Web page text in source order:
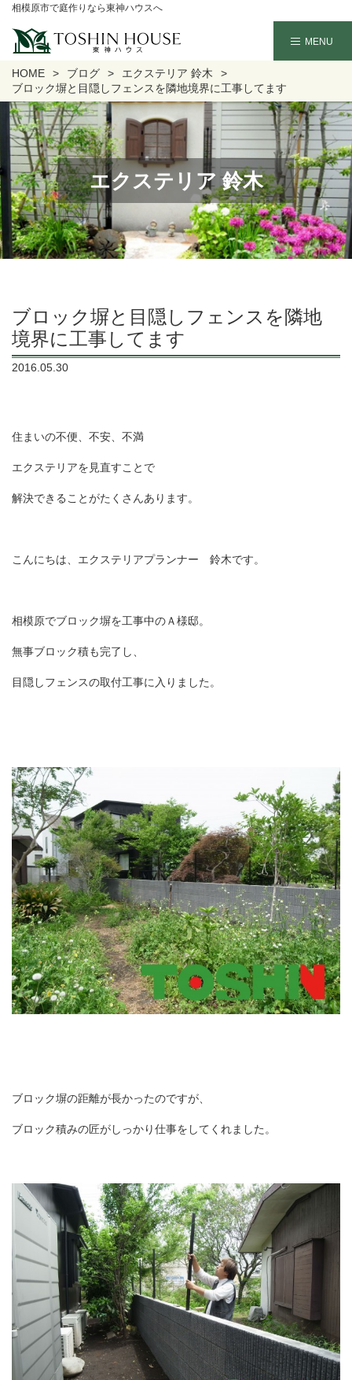
相模原市で庭作りなら東神ハウスへ
HOME ブログ
エクステリア 鈴木
ブロック塀と目隠しフェンスを隣地境界に工事してます
エクステリア 鈴木
ブロック塀と目隠しフェンスを隣地
境界に工事してます
2016.05.30
住まいの不便、不安、不満
エクステリアを見直すことで
解決できることがたくさんあります。
こんにちは、エクステリアプランナー 鈴木です。
相模原でブロック塀を工事中のＡ様邸。
無事ブロック積も完了し、
目隠しフェンスの取付工事に入りました。
ブロック塀の距離が長かったのですが、
ブロック積みの匠がしっかり仕事をしてくれました。